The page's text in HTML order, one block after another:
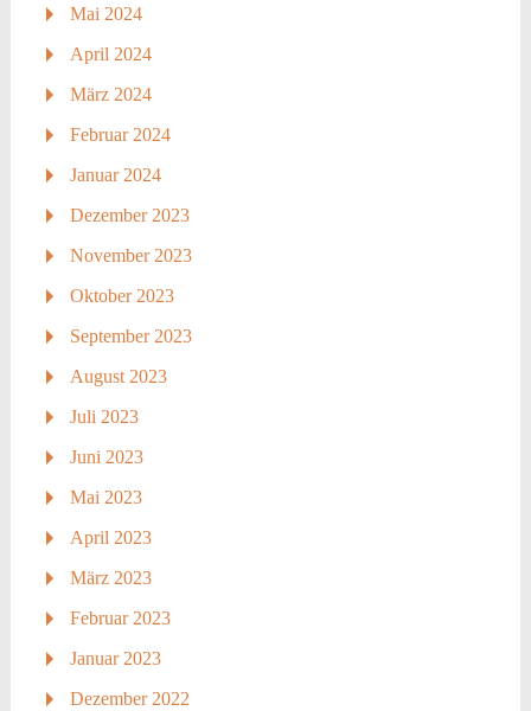
Mai 2024
April 2024
März 2024
Februar 2024
Januar 2024
Dezember 2023
November 2023
Oktober 2023
September 2023
August 2023
Juli 2023
Juni 2023
Mai 2023
April 2023
März 2023
Februar 2023
Januar 2023
Dezember 2022